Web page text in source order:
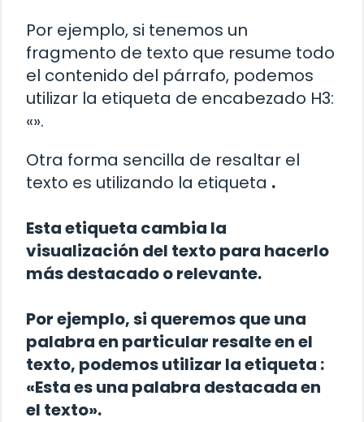
Por ejemplo, si tenemos un
fragmento de texto que resume todo
el contenido del párrafo, podemos
utilizar la etiqueta de encabezado H3:
«».
Otra forma sencilla de resaltar el
texto es utilizando la etiqueta .
Esta etiqueta cambia la
visualización del texto para hacerlo
más destacado o relevante.
Por ejemplo, si queremos que una
palabra en particular resalte en el
texto, podemos utilizar la etiqueta :
«Esta es una palabra destacada en
el texto».